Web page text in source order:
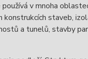
v mnoha
staveb,
a tunelů, stavby